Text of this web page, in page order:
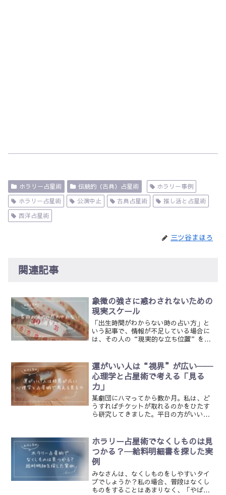
ホラリー占星術 伝統的（古典）占星術
ホラリー事例
ホラリー占星術
公演中止 古典占星術
推し活と占星術
西洋占星術
三ツ谷まほろ
関連記事
象徴の強さに惑わされないための
現実スケール
「出生時間がわからない時の占い方」と
いう記事で、情報が不足している場合に
は、その人の“現実的な立ち位置”を手
からない時に限った話ではありません。
チャートだけを見ていると...
運がいい人は“視界”が広い──
心理学と占星術で考える「見る
力」
某劇団にハマってから数か月。私は、ど
うすればチケットが取れるのかをひたす
ら研究してきました。平日の方がいいの
ブに入るべきなのか。自分でも、そのほ
とんどを試しましたし、会...
ホラリー占星術でなくしものは見
つかる？─給料明細書を探した実
例
みなさんは、なくしものをしやすいタイ
プでしょうか？私の場合、普段はなくし
ものをすることはあまりなく、「やば